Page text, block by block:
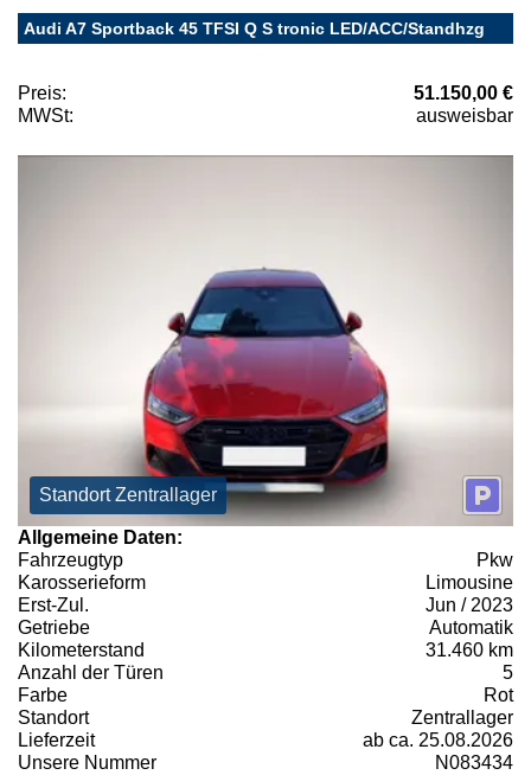
Audi A7 Sportback 45 TFSI Q S tronic LED/ACC/Standhzg
Preis:
51.150,00 €
MWSt:
ausweisbar
Standort Zentrallager
Allgemeine Daten:
Fahrzeugtyp
Pkw
Karosserieform
Limousine
Erst-Zul.
Jun / 2023
Getriebe
Automatik
Kilometerstand
31.460 km
Anzahl der Türen
5
Farbe
Rot
Standort
Zentrallager
Lieferzeit
ab ca. 25.08.2026
Unsere Nummer
N083434